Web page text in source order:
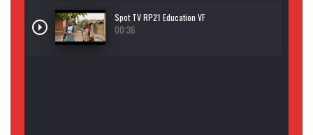
Spot TV RP21 Education VF
00:36